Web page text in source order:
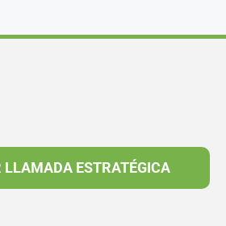
LLAMADA ESTRATÉGICA